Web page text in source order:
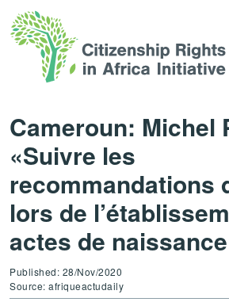
Cameroun: Michel
«Suivre les
recommandations
lors de
actes de
Published: 28/Nov/2020
Source: afriqueactudaily